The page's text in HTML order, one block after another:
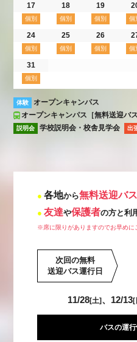
各地から無料送迎バ
友達や保護者の方と利
※席に限りがありますのでお早めに
次回の無料
送迎バス運行日
11/28[土] 、12/13[
バスの運
17 18 19
24 25 26
31
体験
オープンキャンパス
オープンキャンパス［無料送迎バス
説明会 学校説明会・校舎見学会 出